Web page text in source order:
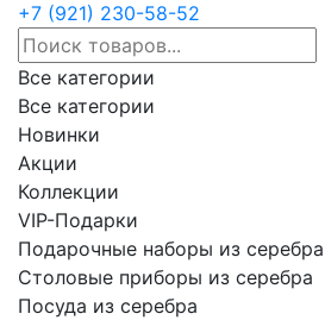
+7 (921) 230-58-52
Все категории
Все категории
Новинки
Акции
Коллекции
VIP-Подарки
Подарочные наборы из серебра
Столовые приборы из серебра
Посуда из серебра